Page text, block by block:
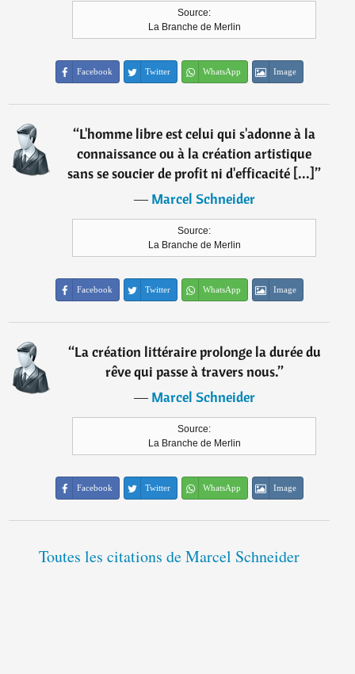
Source:
La Branche de Merlin
Facebook Twitter WhatsApp Image
“L'homme libre est celui qui s'adonne à la
connaissance ou à la création artistique
sans se soucier de profit ni d'efficacité [...]”
―Marcel Schneider
Source:
La Branche de Merlin
Facebook Twitter WhatsApp Image
“La création littéraire prolonge la durée du
rêve qui passe à travers nous.”
―Marcel Schneider
Source:
La Branche de Merlin
Facebook Twitter WhatsApp Image
Toutes les citations de Marcel Schneider